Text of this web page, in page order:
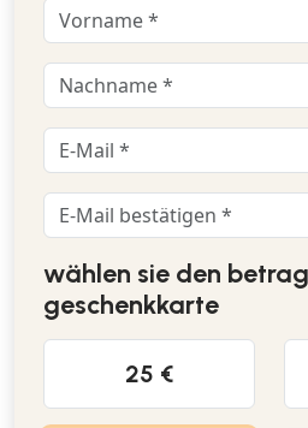
wählen sie den
geschenkkarte
25 €